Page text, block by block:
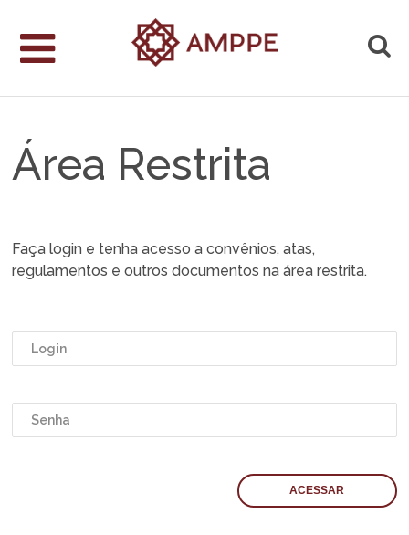
Área Restrita
Faça login e tenha acesso a convênios, atas,
regulamentos e outros documentos na área restrita.